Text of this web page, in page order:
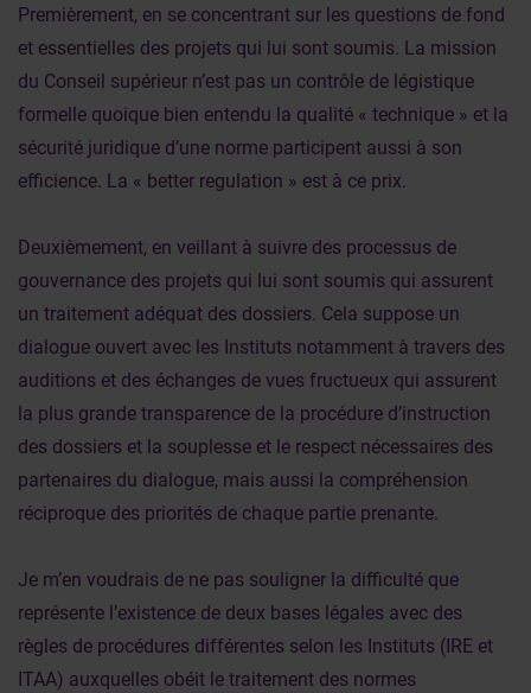
Premièrement, en se concentrant sur les questions de fond
et essentielles des projets qui lui sont soumis. La mission
du Conseil supérieur n’est pas un contrôle de légistique
formelle quoique bien entendu la qualité « technique » et la
sécurité juridique d’une norme participent aussi à son
efficience. La « better regulation » est à ce prix.
Deuxièmement, en veillant à suivre des processus de
gouvernance des projets qui lui sont soumis qui assurent
un traitement adéquat des dossiers. Cela suppose un
dialogue ouvert avec les Instituts notamment à travers des
auditions et des échanges de vues fructueux qui assurent
la plus grande transparence de la procédure d’instruction
des dossiers et la souplesse et le respect nécessaires des
partenaires du dialogue, mais aussi la compréhension
réciproque des priorités de chaque partie prenante.
Je m’en voudrais de ne pas souligner la difficulté que
représente l’existence de deux bases légales avec des
règles de procédures différentes selon les Instituts (IRE et
ITAA) auxquelles obéit le traitement des normes